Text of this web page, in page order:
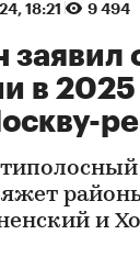
18:21 9 494
заявил
в 2025
и